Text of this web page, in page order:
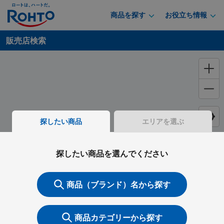
商品を探す お役立ち情報
販売店検索
探したい商品 エリアを選ぶ
探したい商品を選んでください
商品（ブランド）名から探す
商品カテゴリーから探す